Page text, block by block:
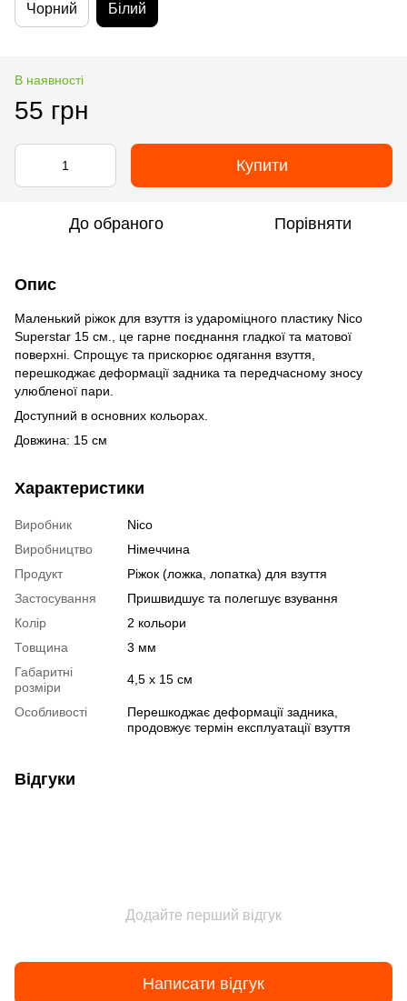
Чорний Білий
В наявності
55 грн
Купити
До обраного Порівняти
Опис
Маленький ріжок для взуття із удароміцного пластику Nico
Superstar 15 см., це гарне поєднання гладкої та матової
поверхні. Спрощує та прискорює одягання взуття,
перешкоджає деформації задника та передчасному зносу
улюбленої пари.
Доступний в основних кольорах.
Довжина: 15 см
Характеристики
Виробник
Nico
Виробництво
Німеччина
Продукт
Ріжок (ложка, лопатка) для взуття
Застосування
Пришвидшує та полегшує взування
Колір
2 кольори
Товщина
3 мм
Габаритні
розміри
4,5 х 15 см
Особливості
Перешкоджає деформації задника,
продовжує термін експлуатації взуття
Відгуки
Додайте перший відгук
Написати відгук